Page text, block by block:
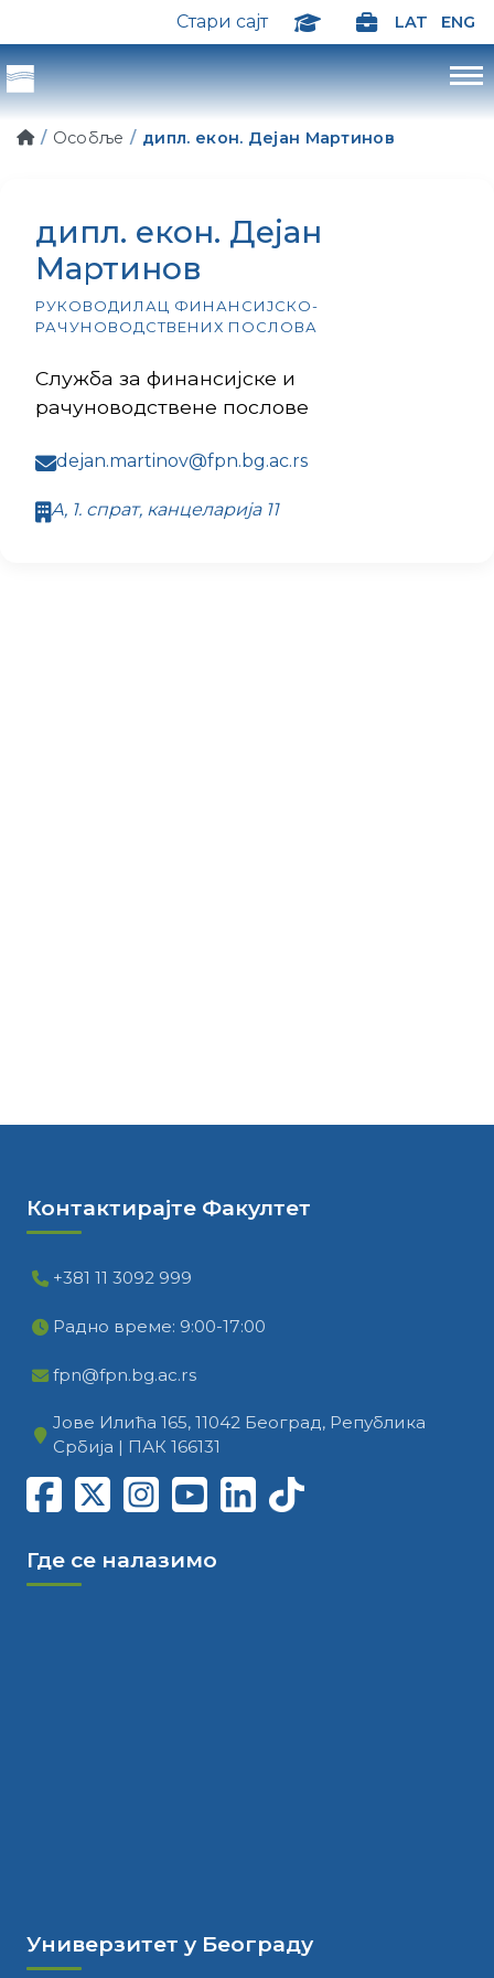
Стари сајт LAT ENG
Особље дипл. екон. Дејан Мартинов
дипл. екон. Дејан
Мартинов
РУКОВОДИЛАЦ ФИНАНСИЈСКО-
РАЧУНОВОДСТВЕНИХ ПОСЛОВА
Служба за финансијске и
рачуноводствене послове
dejan.martinov@fpn.bg.ac.rs
А, 1. спрат, канцеларија 11
Контактирајте Факултет
+381 11 3092 999
Радно време: 9:00-17:00
fpn@fpn.bg.ac.rs
Јове Илића 165, 11042 Београд, Република
Србија | ПАК 166131
Где се налазимо
Универзитет у Београду